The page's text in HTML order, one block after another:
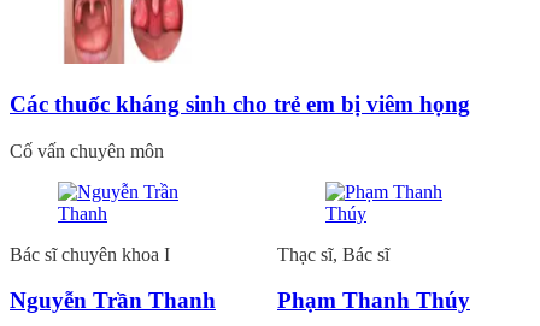
Các thuốc kháng sinh cho trẻ em bị viêm họng
Cố vấn chuyên môn
Bác sĩ chuyên khoa I
Nguyễn Trần Thanh
Thạc sĩ, Bác sĩ
Phạm Thanh Thúy